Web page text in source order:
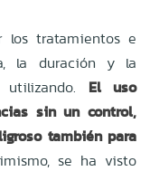
los tratamientos e
la duración y la
El uso
sin un control,
también para
se ha visto